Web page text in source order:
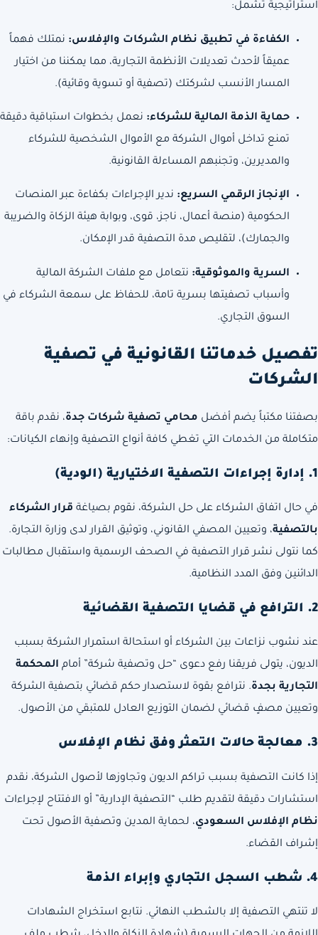
استراتيجية تشمل:
الكفاءة في تطبيق نظام الشركات والإفلاس: نمتلك فهماً
عميقاً لأحدث تعديلات الأنظمة التجارية، مما يمكننا من اختيار
المسار الأنسب لشركتك (تصفية أو تسوية وقائية).
حماية الذمة المالية للشركاء: نعمل بخطوات استباقية دقيقة
تمنع تداخل أموال الشركة مع الأموال الشخصية للشركاء
والمديرين، وتجنبهم المساءلة القانونية.
الإنجاز الرقمي السريع: ندير الإجراءات بكفاءة عبر المنصات
الحكومية (منصة أعمال، ناجز، قوى، وبوابة هيئة الزكاة والضريبة
والجمارك)، لتقليص مدة التصفية قدر الإمكان.
السرية والموثوقية: نتعامل مع ملفات الشركة المالية
وأسباب تصفيتها بسرية تامة، للحفاظ على سمعة الشركاء في
السوق التجاري.
تفصيل خدماتنا القانونية في تصفية
الشركات
بصفتنا مكتباً يضم أفضل محامي تصفية شركات جدة، نقدم باقة
متكاملة من الخدمات التي تغطي كافة أنواع التصفية وإنهاء الكيانات:
1. إدارة إجراءات التصفية الاختيارية (الودية)
في حال اتفاق الشركاء على حل الشركة، نقوم بصياغة قرار الشركاء
بالتصفية، وتعيين المصفي القانوني، وتوثيق القرار لدى وزارة التجارة.
كما نتولى نشر قرار التصفية في الصحف الرسمية واستقبال مطالبات
الدائنين وفق المدد النظامية.
2. الترافع في قضايا التصفية القضائية
عند نشوب نزاعات بين الشركاء أو استحالة استمرار الشركة بسبب
الديون، يتولى فريقنا رفع دعوى “حل وتصفية شركة” أمام المحكمة
التجارية بجدة. نترافع بقوة لاستصدار حكم قضائي بتصفية الشركة
وتعيين مصفٍ قضائي لضمان التوزيع العادل للمتبقي من الأصول.
3. معالجة حالات التعثر وفق نظام الإفلاس
إذا كانت التصفية بسبب تراكم الديون وتجاوزها لأصول الشركة، نقدم
استشارات دقيقة لتقديم طلب “التصفية الإدارية” أو الافتتاح لإجراءات
نظام الإفلاس السعودي، لحماية المدين وتصفية الأصول تحت
إشراف القضاء.
4. شطب السجل التجاري وإبراء الذمة
لا تنتهي التصفية إلا بالشطب النهائي. نتابع استخراج الشهادات